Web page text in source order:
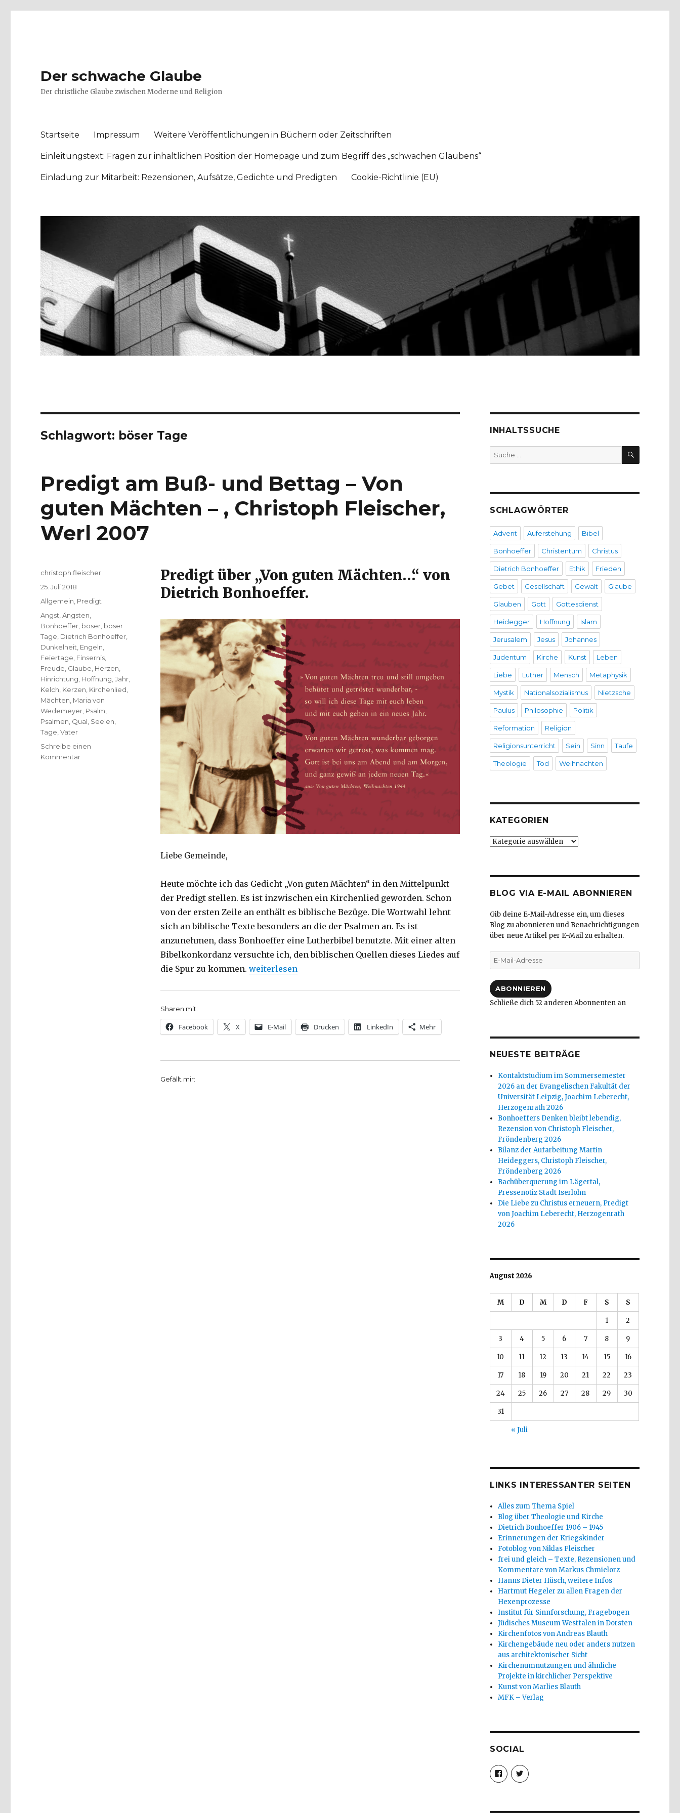
Der schwache Glaube
Der christliche Glaube zwischen Moderne und Religion
Startseite Impressum Weitere Veröffentlichungen in Büchern oder Zeitschriften
Einleitungstext: Fragen zur inhaltlichen Position der Homepage und zum Begriff des „schwachen Glaubens“
Einladung zur Mitarbeit: Rezensionen, Aufsätze, Gedichte und Predigten Cookie-Richtlinie (EU)
Schlagwort: böser Tage
Predigt am Buß- und Bettag – Von
guten Mächten – , Christoph Fleischer,
Werl 2007
Predigt über „Von guten Mächten…“ von
Dietrich Bonhoeffer.
Liebe Gemeinde,
Heute möchte ich das Gedicht „Von guten Mächten“ in den Mittelpunkt
der Predigt stellen. Es ist inzwischen ein Kirchenlied geworden. Schon
von der ersten Zeile an enthält es biblische Bezüge. Die Wortwahl lehnt
sich an biblische Texte besonders an die der Psalmen an. Es ist
anzunehmen, dass Bonhoeffer eine Lutherbibel benutzte. Mit einer alten
Bibelkonkordanz versuchte ich, den biblischen Quellen dieses Liedes auf
die Spur zu kommen. „Predigt am Buß- und Bettag – Von guten Mächten – , Christoph Fleischer, Werl 2007“
weiterlesen
Sharen mit:
Facebook X E-Mail Drucken LinkedIn Mehr
Gefällt mir:
Autor
christoph.fleischer
Veröffentlicht
am
25. Juli 2018
Kategorien
Allgemein Predigt
Schlagwörter
Angst ,Ängsten
Bonhoeffer böser böser
Tage Dietrich Bonhoeffer
Dunkelheit Engeln
Feiertage Finsernis
Freude Glaube Herzen
Hinrichtung Hoffnung ,Jahr
Kelch Kerzen Kirchenlied
Mächten Maria von
Wedemeyer Psalm
Psalmen Qual Seelen
Tage ,Vater
Schreibe einen
Kommentarzu
INHALTSSUCHE
Suche
nach:
SUCHEN
SCHLAGWÖRTER
Advent Auferstehung Bibel
Bonhoeffer Christentum Christus
Dietrich Bonhoeffer Ethik Frieden
Gebet Gesellschaft Gewalt Glaube
Glauben Gott Gottesdienst
Heidegger Hoffnung Islam
Jerusalem Jesus Johannes
Judentum Kirche Kunst Leben
Liebe Luther Mensch Metaphysik
Mystik Nationalsozialismus Nietzsche
Paulus Philosophie Politik
Reformation Religion
Religionsunterricht Sein Sinn Taufe
Theologie Tod Weihnachten
KATEGORIEN
Kategorien
BLOG VIA E-MAIL ABONNIEREN
Gib deine E-Mail-Adresse ein, um dieses
Blog zu abonnieren und Benachrichtigungen
über neue Artikel per E-Mail zu erhalten.
E-
Mail-
ABONNIEREN
Schließe dich 52 anderen Abonnenten an
NEUESTE BEITRÄGE
Kontaktstudium im Sommersemester
2026 an der Evangelischen Fakultät der
Universität Leipzig, Joachim Leberecht,
Herzogenrath 2026
Bonhoeffers Denken bleibt lebendig,
Rezension von Christoph Fleischer,
Fröndenberg 2026
Bilanz der Aufarbeitung Martin
Heideggers, Christoph Fleischer,
Fröndenberg 2026
Bachüberquerung im Lägertal,
Pressenotiz Stadt Iserlohn
Die Liebe zu Christus erneuern, Predigt
von Joachim Leberecht, Herzogenrath
2026
August 2026
M D M D F S S
1 2
3 4 5 6 7 8 9
10 11 12 13 14 15 16
17 18 19 20 21 22 23
24 25 26 27 28 29 30
31
« Juli
LINKS INTERESSANTER SEITEN
Alles zum Thema Spiel
Blog über Theologie und Kirche
Dietrich Bonhoeffer 1906 – 1945
Erinnerungen der Kriegskinder
Fotoblog von Niklas Fleischer
frei und gleich – Texte, Rezensionen und
Kommentare von Markus Chmielorz
Hanns Dieter Hüsch, weitere Infos
Hartmut Hegeler zu allen Fragen der
Hexenprozesse
Institut für Sinnforschung, Fragebogen
Jüdisches Museum Westfalen in Dorsten
Kirchenfotos von Andreas Blauth
Kirchengebäude neu oder anders nutzen
aus architektonischer Sicht
Kirchenumnutzungen und ähnliche
Projekte in kirchlicher Perspektive
Kunst von Marlies Blauth
MFK – Verlag
SOCIAL
Profil
von
christoph.fleischer1
anzeigen
Profil
von
anzeigen